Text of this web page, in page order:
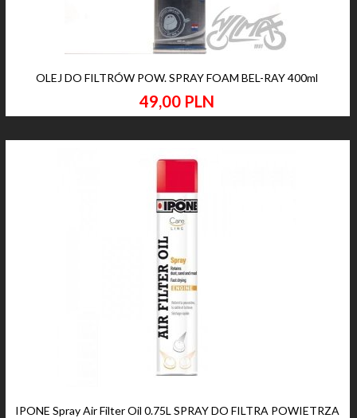
OLEJ DO FILTRÓW POW. SPRAY FOAM BEL-RAY 400ml
49,00 PLN
IPONE Spray Air Filter Oil 0.75L SPRAY DO FILTRA POWIETRZA